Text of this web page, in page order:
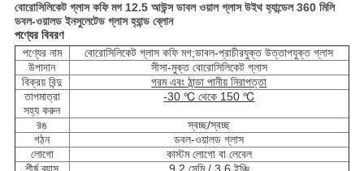
বোরোসিলিকেট গ্লাস কফি মগ 12.5 আউন্স ডাবল ওয়াল গ্লাস উইথ হ্যান্ডেল 360 মিলি
ডবল-ওয়ালড ইনসুলেটেড গ্লাস হ্যান্ড ব্লোন
পণ্যের বিবরণ
পণ্যের নাম
বোরোসিলিকেট গ্লাস কফি মগ;ডাবল-প্রাচীরযুক্ত উত্তাপযুক্ত গ্লাস
উপাদান
সীসা-মুক্ত বোরোসিলিকেট গ্লাস
বিক্রয় বিন্দু
গরম এবং ঠান্ডা পানীয় নিরাপত্তা
তাপমাত্রা
সহ্য করুন
-30 ℃ থেকে 150 ℃
রঙ
স্বচ্ছ/স্বচ্ছ
গঠন
ডবল-ওয়ালড গ্লাস
লোগো
কাস্টম লোগো বা লেবেল